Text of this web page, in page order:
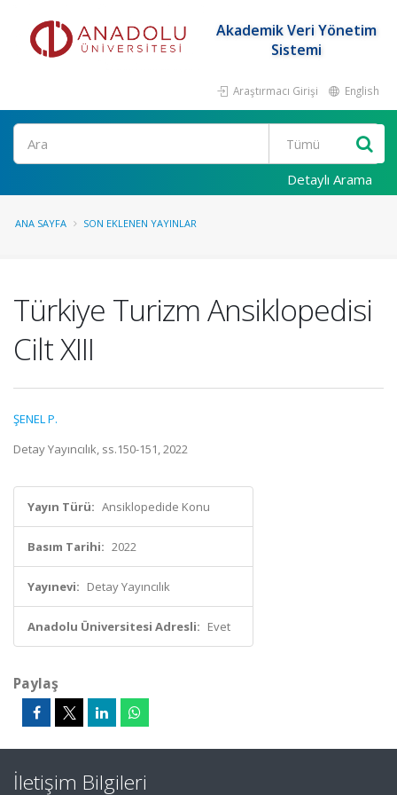
Akademik Veri Yönetim
Sistemi
Araştırmacı Girişi English
Ara
Detaylı Arama
ANA SAYFA SON EKLENEN YAYINLAR
Türkiye Turizm Ansiklopedisi
Cilt XIII
ŞENEL P.
Detay Yayıncılık, ss.150-151, 2022
Yayın Türü: Ansiklopedide Konu
Basım Tarihi: 2022
Yayınevi: Detay Yayıncılık
Anadolu Üniversitesi Adresli: Evet
Paylaş
İletişim Bilgileri